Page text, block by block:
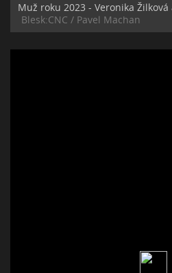
Muž roku 2023 - Veronika Žilková
Blesk:CNC / Pavel Machan